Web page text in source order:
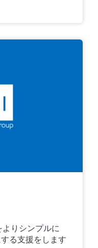
りシンプルに
る支援をします